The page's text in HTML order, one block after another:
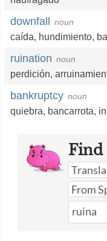
downfall noun
caída, hundimiento,
ruination noun
perdición,
bankruptcy noun
quiebra, bancarrota,
Find